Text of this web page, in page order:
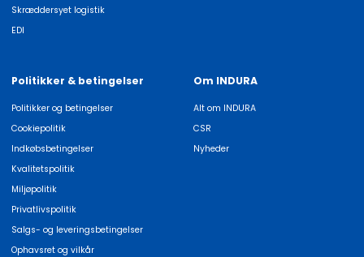
Skræddersyet logistik
EDI
Politikker & betingelser
Politikker og betingelser
Cookiepolitik
Indkøbsbetingelser
Kvalitetspolitik
Miljøpolitik
Privatlivspolitik
Salgs- og leveringsbetingelser
Ophavsret og vilkår
Om INDURA
Alt om INDURA
CSR
Nyheder